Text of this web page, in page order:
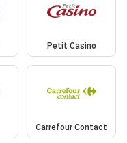
Petit Casino
Carrefour Contact